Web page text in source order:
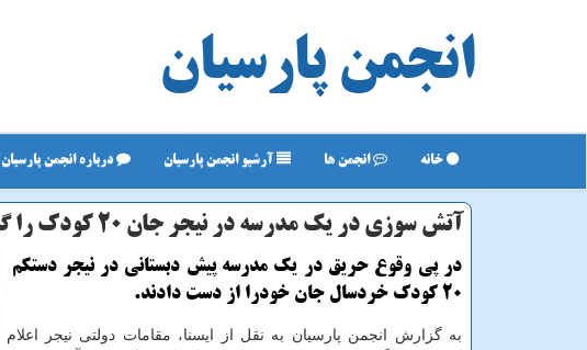
انجمن پارسیان
خانه انجمن ها آرشیو انجمن پارسیان درباره انجمن پارسیان
آتش سوزی در یك مدرسه در نیجر جان ۲۰ كودك را گرفت
در پی وقوع حریق در یک مدرسه پیش دبستانی در نیجر دستکم
20 کودک خردسال جان خودرا از دست دادند.
به گزارش انجمن پارسیان به نقل از ایسنا، مقامات دولتی نیجر اعلام